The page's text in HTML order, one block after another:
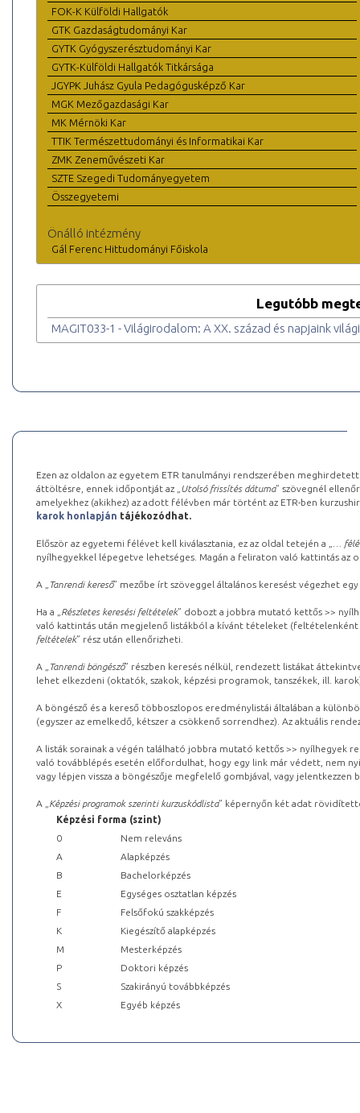
FOK-K Külföldi Hallgatók
GTK Gazdaságtudományi Kar
GYTK Gyógyszerésztudományi Kar
GYTK-Külföldi Hallgatók Titkársága
JGYPK Juhász Gyula Pedagógusképző Kar
MGK Mezőgazdasági Kar
MK Mérnöki Kar
TTIK Természettudományi és Informatikai Kar
ZMK Zeneművészeti Kar
SZTE Szegedi Tudományegyetem
Összegyetemi
Önálló intézmény
Gál Ferenc Hittudományi Főiskola
Legutóbb
MAGIT033-1 - Világirodalom: A XX. század és napjaink
Ezen az oldalon az egyetem ETR tanulmányi rendszerében
áttöltésre, ennek időpontját az „ Utolsó frissítés dátuma” szövegnél
amelyekhez (akikhez) az adott félévben már történt az ETR-ben
karok honlapján tájékozódhat.
Először az egyetemi félévet kell kiválasztania, ez az oldal tetején a „
…
nyílhegyekkel lépegetve lehetséges. Magán a feliraton való kattintás az
A „ Tanrendi kereső” mezőbe írt szöveggel általános keresést végezhet
Ha a „ Részletes keresési feltételek” dobozt a jobbra mutató kettős >>
való kattintás után megjelenő listákból a kívánt tételeket (feltételenként
feltételek” rész után ellenőrizheti.
A „ Tanrendi böngésző” részben keresés nélkül, rendezett listákat
lehet elkezdeni (oktatók, szakok, képzési programok, tanszékek, ill.
A böngésző és a kereső többoszlopos eredménylistái általában a
(egyszer az emelkedő, kétszer a csökkenő sorrendhez). Az aktuális
A listák sorainak a végén található jobbra mutató kettős >> nyílhegyek
való továbblépés esetén előfordulhat, hogy egy link már védett, nem
vagy lépjen vissza a böngészője megfelelő gombjával, vagy
A „ Képzési programok szerinti kurzuskódlista” képernyőn két adat
Képzési forma (szint)
0
Nem releváns
A
Alapképzés
B
Bachelorképzés
E
Egységes osztatlan képzés
F
Felsőfokú szakképzés
K
Kiegészítő alapképzés
M
Mesterképzés
P
Doktori képzés
S
Szakirányú továbbképzés
X
Egyéb képzés